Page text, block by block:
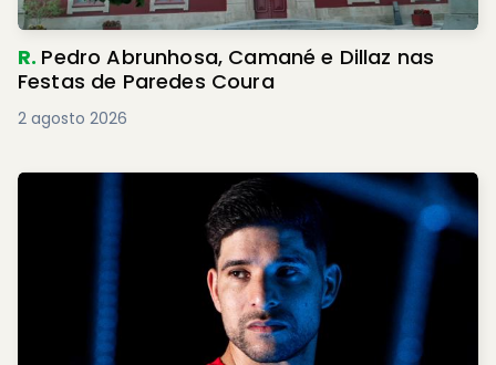
R. Pedro Abrunhosa, Camané e Dillaz nas
Festas de Paredes Coura
2 agosto 2026